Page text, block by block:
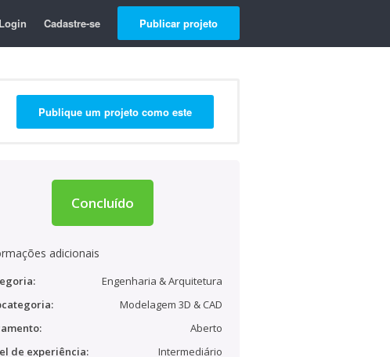
Login Cadastre-se Publicar projeto
Publique um projeto como este
Concluído
adicionais
Engenharia & Arquitetura
Modelagem 3D & CAD
Aberto
de experiência:
Intermediário